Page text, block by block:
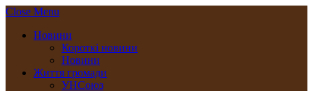
Close Menu
Новини
Короткі новини
Новини
Життя громади
УНСоюз